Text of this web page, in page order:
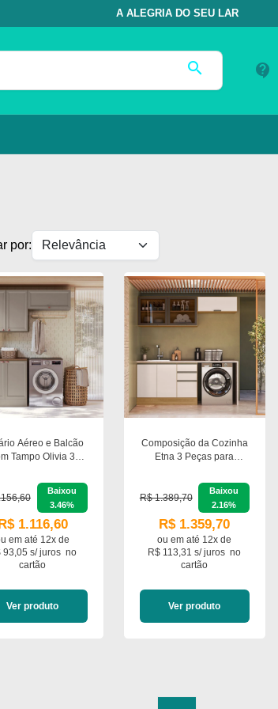
A ALEGRIA DO SEU LAR
search contact_support
por:
Aéreo e Balcão
Tampo Olivia 3
Baixou
3.46%
1.116,60
em até 12x de
93,05 s/ juros no
cartão
Ver produto
Composição da Cozinha
Etna 3 Peças para
Móveis
R$ 1.389,70
Baixou
2.16%
R$ 1.359,70
ou em até 12x de
R$ 113,31 s/ juros no
cartão
Ver produto